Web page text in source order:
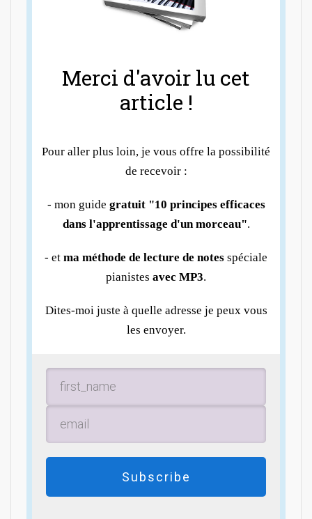
Merci d'avoir lu cet
article !
Pour aller plus loin, je vous offre la possibilité
de recevoir :
- mon guide gratuit "10 principes efficaces
dans l'apprentissage d'un morceau".
- et ma méthode de lecture de notes spéciale
pianistes avec MP3.
Dites-moi juste à quelle adresse je peux vous
les envoyer.
Subscribe